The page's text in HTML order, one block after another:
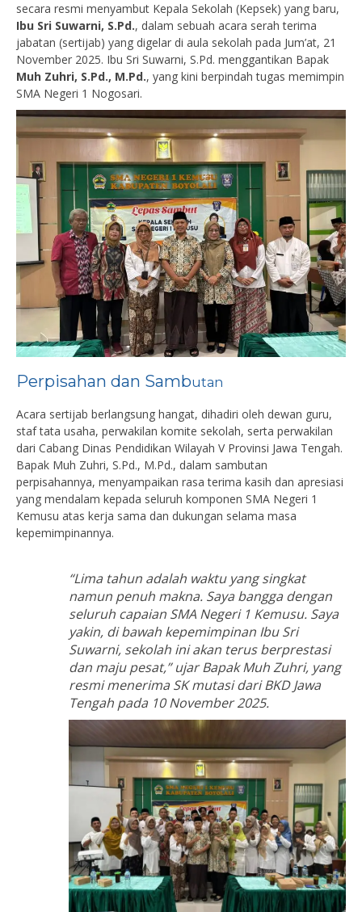
secara resmi menyambut Kepala Sekolah (Kepsek) yang baru,
Ibu Sri Suwarni, S.Pd., dalam sebuah acara serah terima
jabatan (sertijab) yang digelar di aula sekolah pada Jum’at, 21
November 2025. Ibu Sri Suwarni, S.Pd. menggantikan Bapak
Muh Zuhri, S.Pd., M.Pd., yang kini berpindah tugas memimpin
SMA Negeri 1 Nogosari.
Perpisahan dan Sambutan
Acara sertijab berlangsung hangat, dihadiri oleh dewan guru,
staf tata usaha, perwakilan komite sekolah, serta perwakilan
dari Cabang Dinas Pendidikan Wilayah V Provinsi Jawa Tengah.
Bapak Muh Zuhri, S.Pd., M.Pd., dalam sambutan
perpisahannya, menyampaikan rasa terima kasih dan apresiasi
yang mendalam kepada seluruh komponen SMA Negeri 1
Kemusu atas kerja sama dan dukungan selama masa
kepemimpinannya.
“Lima tahun adalah waktu yang singkat
namun penuh makna. Saya bangga dengan
seluruh capaian SMA Negeri 1 Kemusu. Saya
yakin, di bawah kepemimpinan Ibu Sri
Suwarni, sekolah ini akan terus berprestasi
dan maju pesat,” ujar Bapak Muh Zuhri, yang
resmi menerima SK mutasi dari BKD Jawa
Tengah pada 10 November 2025.